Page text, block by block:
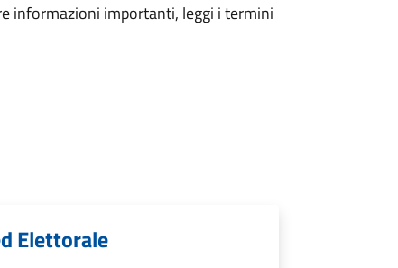
informazioni importanti, leggi i termini
Elettorale